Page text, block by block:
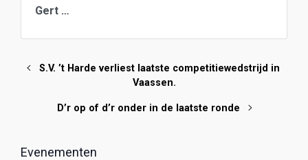
Gert …
S.V. ’t Harde verliest laatste competitiewedstrijd in
Vaassen.
D’r op of d’r onder in de laatste ronde
Evenementen